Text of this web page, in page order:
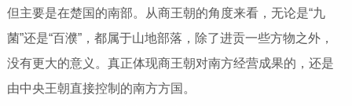
但主要是在楚国的南部。从商王朝的角度来看，无论是“九
菌”还是“百濮”，都属于山地部落，除了进贡一些方物之外，
没有更大的意义。真正体现商王朝对南方经营成果的，还是
由中央王朝直接控制的南方方国。